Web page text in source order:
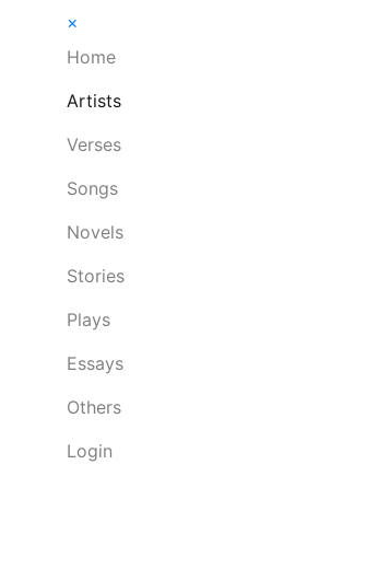
×
Home
Artists
Verses
Songs
Novels
Stories
Plays
Essays
Others
Login